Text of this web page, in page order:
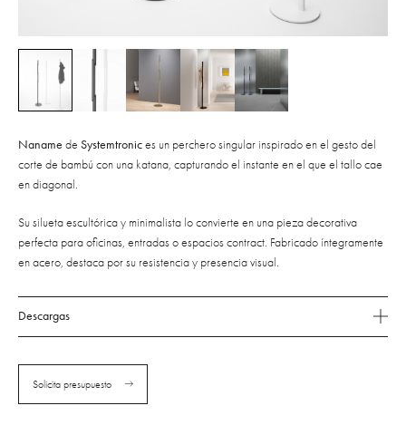
Naname de Systemtronices un perchero singular inspirado en el gesto del
corte de bambú con una katana, capturando el instante en el que el tallo cae
en diagonal.
Su silueta escultórica y minimalista lo convierte en una pieza decorativa
perfecta para oficinas, entradas o espacios contract. Fabricado íntegramente
en acero, destaca por su resistencia y presencia visual.
Descargas
Solicita presupuesto